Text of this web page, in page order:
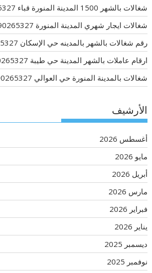
شغالات بالشهر 1500 المدينة المنورة قباء 0590265327
شغالات ايجار شهري المدينة المنورة 0590265327
رقم شغالات بالشهر بالمدينه حي الإسكان 0590265327
ارقام عاملات بالشهر المدينة حي طيبة 0590265327
شغالات بالمدينة المنورة حي العوالي 0590265327
الأرشيف
أغسطس 2026
مايو 2026
أبريل 2026
مارس 2026
فبراير 2026
يناير 2026
ديسمبر 2025
نوفمبر 2025